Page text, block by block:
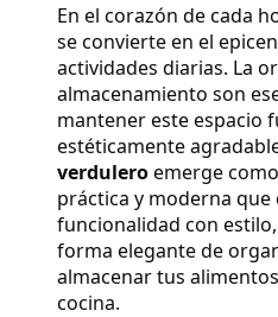
En el corazón de cada
se convierte en el
actividades diarias. La
almacenamiento son
mantener este espacio
estéticamente
verdulero emerge
práctica y moderna que
funcionalidad con
forma elegante de
almacenar tus
cocina.